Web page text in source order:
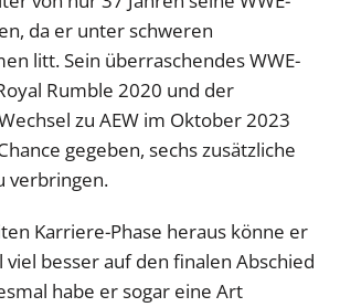
da er unter schweren
litt. Sein überraschendes WWE-
Rumble 2020 und der
zu AEW im Oktober 2023
gegeben, sechs zusätzliche
verbringen.
Karriere-Phase heraus könne er
besser auf den finalen Abschied
habe er sogar eine Art